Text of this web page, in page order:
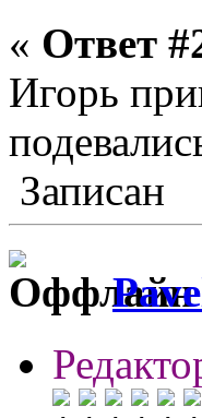
« Ответ
Игорь
Записан